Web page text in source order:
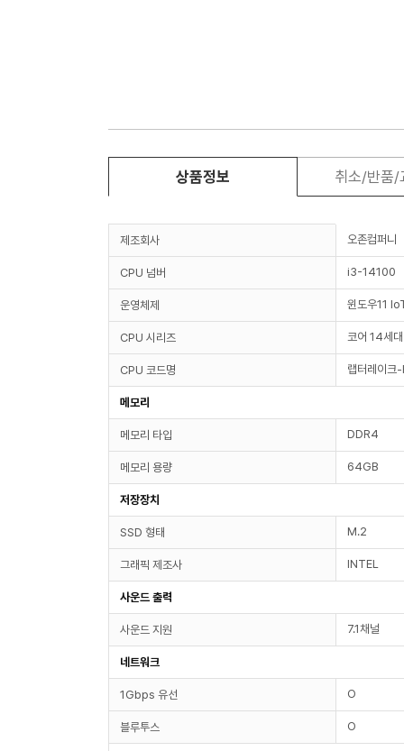
상품정보 취소/반품/
제조회사 오존컴퍼니
CPU 넘버 i3-14100
운영체제 윈도우11
CPU 시리즈 코어 14세대
CPU 코드명 랩터레이크
메모리
메모리 타입 DDR4
메모리 용량 64GB
저장장치
SSD 형태 M.2
그래픽 제조사 INTEL
사운드 출력
사운드 지원 7.1채널
네트워크
1Gbps 유선 O
블루투스 O